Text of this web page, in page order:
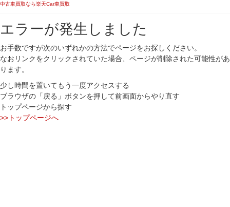
中古車買取なら楽天Car車買取
エラーが発生しました
お手数ですが次のいずれかの方法でページをお探しください。
なおリンクをクリックされていた場合、ページが削除された可能性があ
ります。
少し時間を置いてもう一度アクセスする
ブラウザの「戻る」ボタンを押して前画面からやり直す
トップページから探す
>>トップページへ